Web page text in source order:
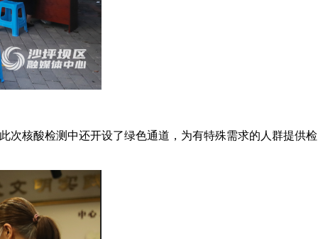
次核酸检测中还开设了绿色通道，为有特殊需求的人群提供检